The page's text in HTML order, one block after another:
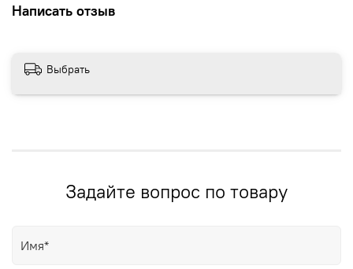
Написать отзыв
Выбрать
Задайте вопрос по товару